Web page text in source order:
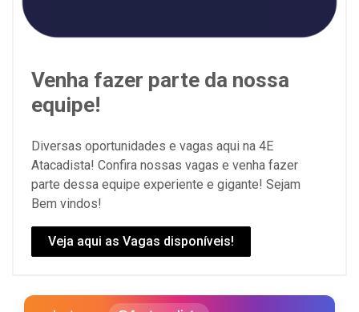
Venha fazer parte da nossa
equipe!
Diversas oportunidades e vagas aqui na 4E
Atacadista! Confira nossas vagas e venha fazer
parte dessa equipe experiente e gigante! Sejam
Bem vindos!
Veja aqui as Vagas disponíveis!